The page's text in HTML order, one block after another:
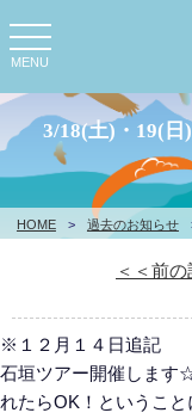
toggle
navigation
MENU
HOME > 過去のお知らせ
3/18(土)・19(
＜＜前
※１２月１４日追記
石垣ツアー開催しま
れたらOK！ということ